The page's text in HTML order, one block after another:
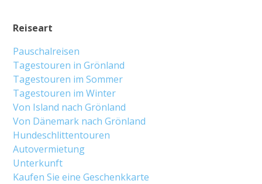
Reiseart
Pauschalreisen
Tagestouren in Grönland
Tagestouren im Sommer
Tagestouren im Winter
Von Island nach Grönland
Von Dänemark nach Grönland
Hundeschlittentouren
Autovermietung
Unterkunft
Kaufen Sie eine Geschenkkarte